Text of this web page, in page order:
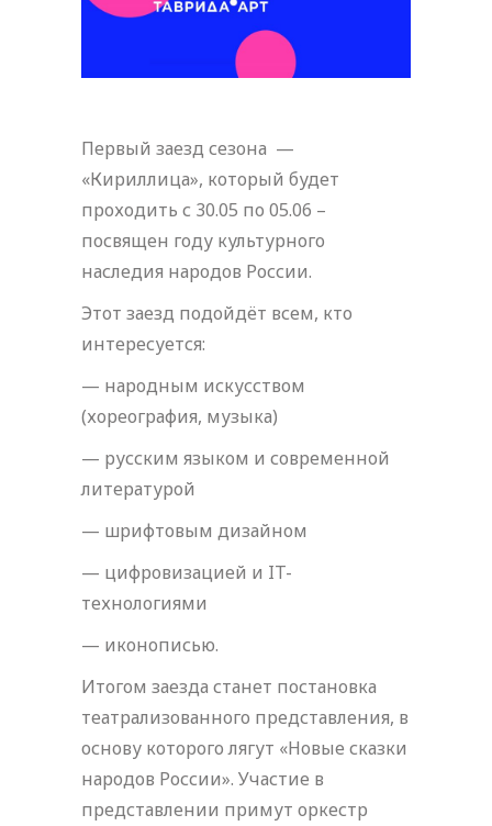
Первый заезд сезона —
«Кириллица», который будет
проходить с 30.05 по 05.06 –
посвящен году культурного
наследия народов России.
Этот заезд подойдёт всем, кто
интересуется:
— народным искусством
(хореография, музыка)
— русским языком и современной
литературой
— шрифтовым дизайном
— цифровизацией и IT-
технологиями
— иконописью.
Итогом заезда станет постановка
театрализованного представления, в
основу которого лягут «Новые сказки
народов России». Участие в
представлении примут оркестр